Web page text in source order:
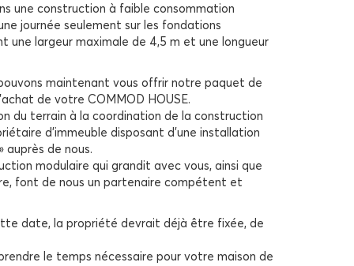
une construction à faible consommation
journée seulement sur les fondations
une largeur maximale de 4,5 m et une longueur
maintenant vous offrir notre paquet de
de votre COMMOD HOUSE.
du terrain à la coordination de la construction
d’immeuble disposant d’une installation
de nous.
modulaire qui grandit avec vous, ainsi que
font de nous un partenaire compétent et
date, la propriété devrait déjà être fixée, de
le temps nécessaire pour votre maison de